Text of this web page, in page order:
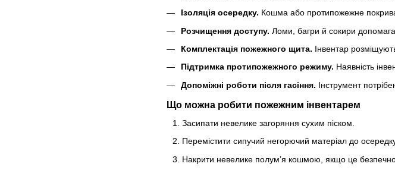
Ізоляція осередку. Кошма або протипожежне
Розчищення доступу. Ломи, багри й сокири
Комплектація пожежного щита. Інвентар
Підтримка протипожежного режиму. Наявність
Допоміжні роботи після гасіння. Інструмент
Що можна робити пожежним інвентарем
Засипати невелике загоряння сухим піском.
Перемістити сипучий негорючий матеріал до
Накрити невелике полум’я кошмою, якщо це